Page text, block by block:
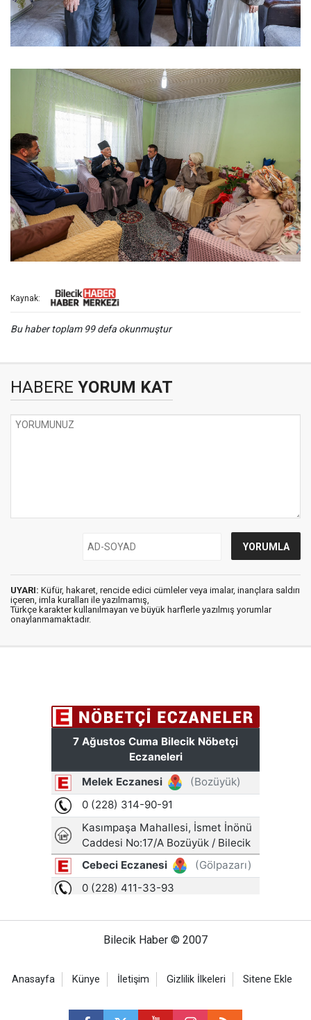
Kaynak:
Bu haber toplam 99 defa okunmuştur
HABERE YORUM KAT
UYARI: Küfür, hakaret, rencide edici cümleler veya imalar, inançlara saldırı
içeren, imla kuralları ile yazılmamış,
Türkçe karakter kullanılmayan ve büyük harflerle yazılmış yorumlar
onaylanmamaktadır.
Bilecik Haber © 2007
Anasayfa Künye İletişim Gizlilik İlkeleri Sitene Ekle